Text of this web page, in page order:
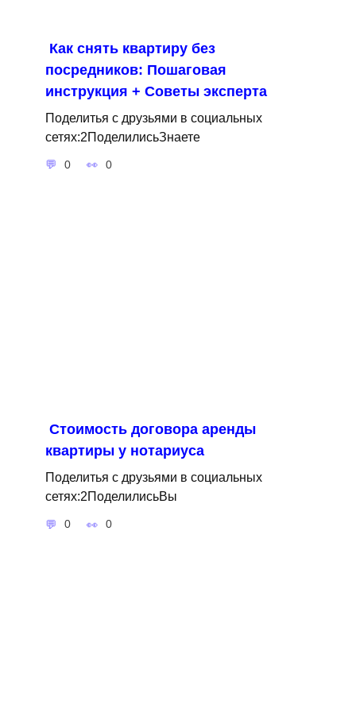
Как снять квартиру без
посредников: Пошаговая
инструкция + Советы эксперта
Поделитья с друзьями в социальных
сетях:2ПоделилисьЗнаете
0 0
Стоимость договора аренды
квартиры у нотариуса
Поделитья с друзьями в социальных
сетях:2ПоделилисьВы
0 0